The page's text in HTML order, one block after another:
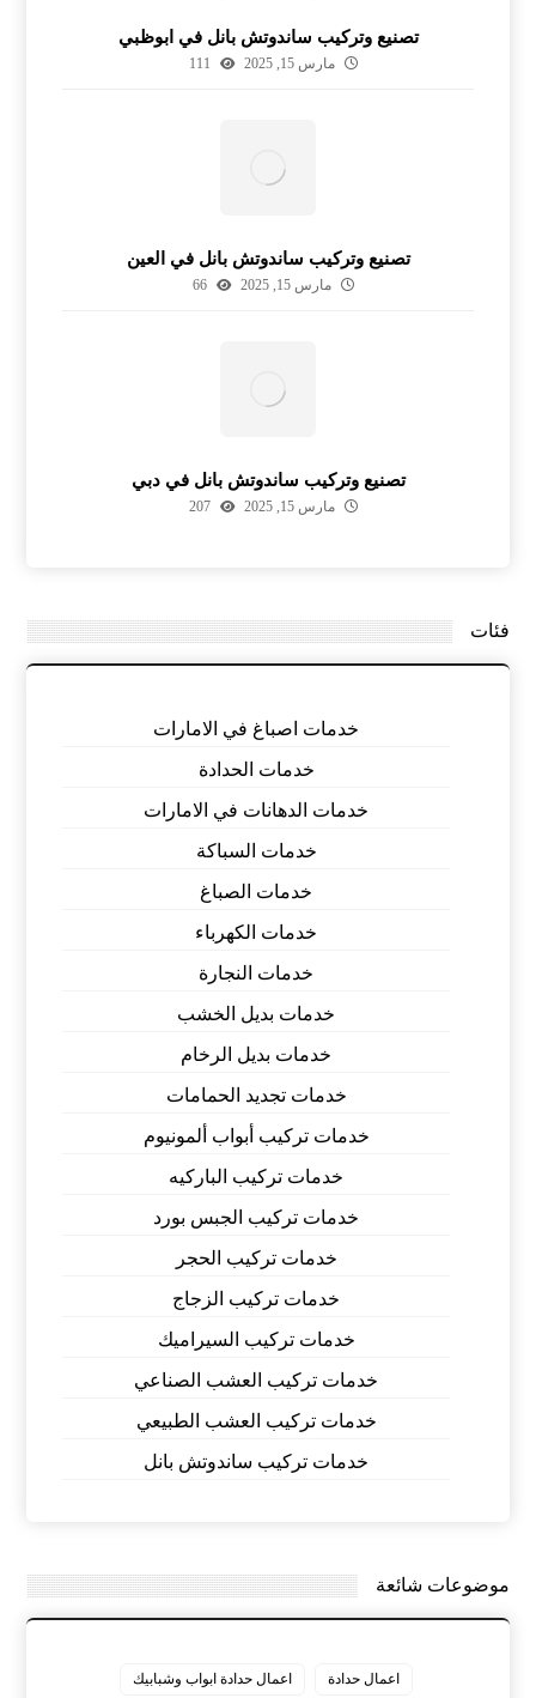
تصنيع وتركيب ساندوتش بانل في ابوظبي
مارس 15, 2025 111
تصنيع وتركيب ساندوتش بانل في العين
مارس 15, 2025 66
تصنيع وتركيب ساندوتش بانل في دبي
مارس 15, 2025 207
فئات
خدمات اصباغ في الامارات
خدمات الحدادة
خدمات الدهانات في الامارات
خدمات السباكة
خدمات الصباغ
خدمات الكهرباء
خدمات النجارة
خدمات بديل الخشب
خدمات بديل الرخام
خدمات تجديد الحمامات
خدمات تركيب أبواب ألمونيوم
خدمات تركيب الباركيه
خدمات تركيب الجبس بورد
خدمات تركيب الحجر
خدمات تركيب الزجاج
خدمات تركيب السيراميك
خدمات تركيب العشب الصناعي
خدمات تركيب العشب الطبيعي
خدمات تركيب ساندوتش بانل
موضوعات شائعة
اعمال حدادة اعمال حدادة ابواب وشبابيك